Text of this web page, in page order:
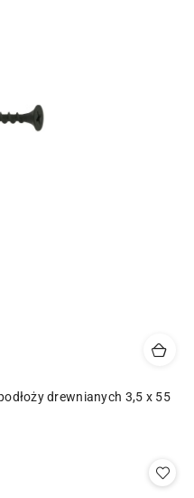
drewnianych 3,5 x 55